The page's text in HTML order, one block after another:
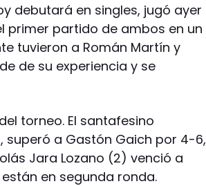
debutará en singles, jugó ayer
primer partido de ambos en un
tuvieron a Román Martín y
de su experiencia y se
torneo. El santafesino
superó a Gastón Gaich por 4-6,
Jara Lozano (2) venció a
en segunda ronda.